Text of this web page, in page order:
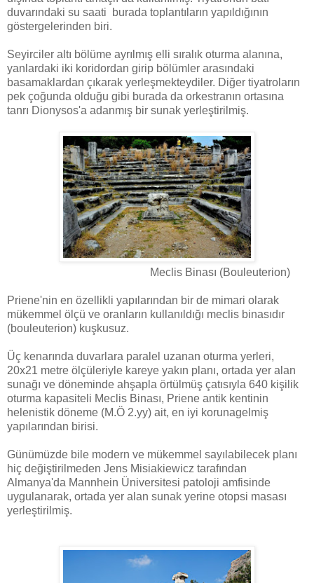
duvarındaki su saati burada toplantıların yapıldığının
göstergelerinden biri.
Seyirciler altı bölüme ayrılmış elli sıralık oturma alanına,
yanlardaki iki koridordan girip bölümler arasındaki
basamaklardan çıkarak yerleşmekteydiler. Diğer tiyatroların
pek çoğunda olduğu gibi burada da orkestranın ortasına
tanrı Dionysos'a adanmış bir sunak yerleştirilmiş.
Meclis Binası (Bouleuterion)
Priene'nin en özellikli yapılarından bir de mimari olarak
mükemmel ölçü ve oranların kullanıldığı meclis binasıdır
(bouleuterion) kuşkusuz.
Üç kenarında duvarlara paralel uzanan oturma yerleri,
20x21 metre ölçüleriyle kareye yakın planı, ortada yer alan
sunağı ve döneminde ahşapla örtülmüş çatısıyla 640 kişilik
oturma kapasiteli Meclis Binası, Priene antik kentinin
helenistik döneme (M.Ö 2.yy) ait, en iyi korunagelmiş
yapılarından birisi.
Günümüzde bile modern ve mükemmel sayılabilecek planı
hiç değiştirilmeden Jens Misiakiewicz tarafından
Almanya'da Mannhein Üniversitesi patoloji amfisinde
uygulanarak, ortada yer alan sunak yerine otopsi masası
yerleştirilmiş.